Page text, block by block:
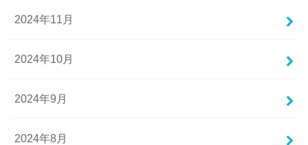
2024年11月
2024年10月
2024年9月
2024年8月